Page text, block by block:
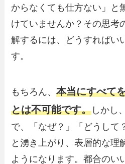
からなくても仕方ない」と
けていませんか？その思考
解するには、どうすればい
す。
もちろん、本当にすべて
とは不可能です。 しかし
で、「なぜ？」「どうして
と湧き上がり、表層的な理
ようになります。都合のい